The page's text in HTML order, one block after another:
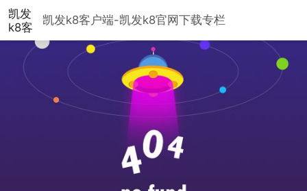
凯发
k8客
户
凯发
k8官
凯发k8客户端-凯发k8官网下载专栏